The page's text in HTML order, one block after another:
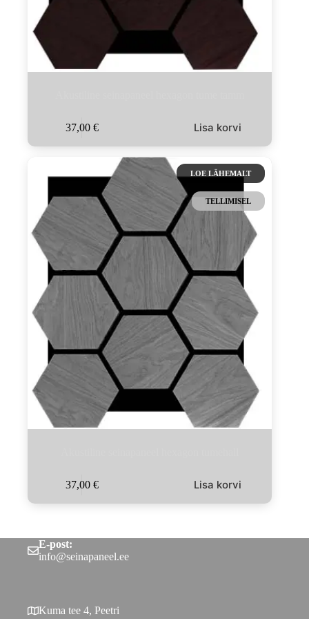
37,00 € Lisa korvi
TELLIMISEL
LOE LÄHEMALT
37,00 € Lisa korvi
E-post:
info@seinapaneel.ee
Kuma tee 4, Peetri